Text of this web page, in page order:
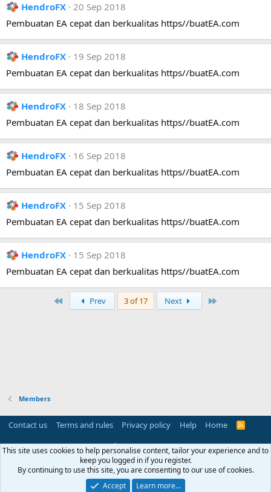
HendroFX 20 Sep 2018
Pembuatan EA cepat dan berkualitas https//buatEA.com
HendroFX
19 Sep 2018
Pembuatan EA cepat dan berkualitas https//buatEA.com
HendroFX
18 Sep 2018
Pembuatan EA cepat dan berkualitas https//buatEA.com
HendroFX
16 Sep 2018
Pembuatan EA cepat dan berkualitas https//buatEA.com
HendroFX
15 Sep 2018
Pembuatan EA cepat dan berkualitas https//buatEA.com
HendroFX
15 Sep 2018
Pembuatan EA cepat dan berkualitas https//buatEA.com
Prev 3 of 17 Next
Members
Contact us Terms and rules Privacy policy Help Home
R
Community platform by XenForo® © 2010-2025 XenForo Ltd.
Parts of this site powered by add-ons from DragonByte™ ©2011-2026
DragonByte Technologies(Details)
Perspective API by AddonsLab
Queries 17 Time 0.0547s
This site uses cookies to help personalise content, tailor your experience and to
keep you logged in if you register.
By continuing to use this site, you are consenting to our use of cookies.
Accept
Learn more…